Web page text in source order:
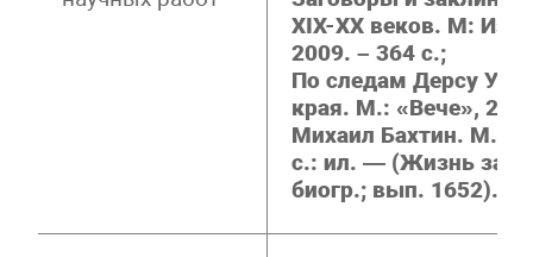
XIX-XX веков. М:
2009. – 364 с.;
По следам Дерсу
края. М.: «Вече»,
Михаил Бахтин. М.:
с.: ил. — (Жизнь
биогр.; вып. 1652).